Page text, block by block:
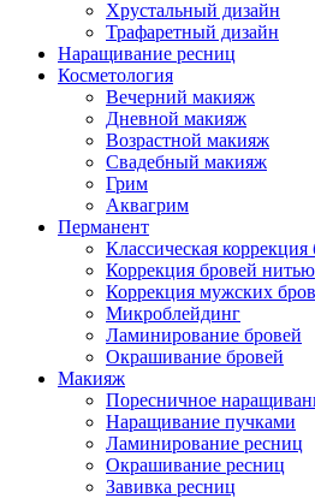
Хрустальный дизайн
Трафаретный дизайн
Наращивание ресниц
Косметология
Вечерний макияж
Дневной макияж
Возрастной макияж
Свадебный макияж
Грим
Аквагрим
Перманент
Классическая коррекция
Коррекция бровей нитью
Коррекция мужских
Микроблейдинг
Ламинирование бровей
Окрашивание бровей
Макияж
Поресничное
Наращивание пучками
Ламинирование ресниц
Окрашивание ресниц
Завивка ресниц